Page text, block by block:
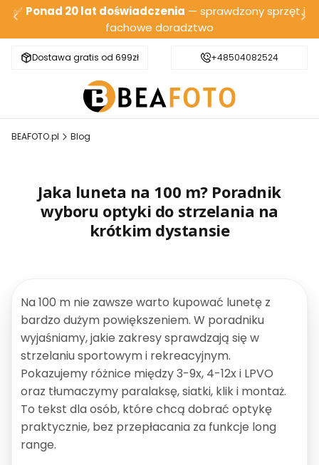
✅ Ponad 20 lat doświadczenia — sprawdzony sprzęt i
fachowe doradztwo
Dostawa gratis od 699zł Bezpieczna wysyłka
+48504082524
BEAFOTO.pl Blog
Jaka luneta na 100 m? Poradnik
wyboru optyki do strzelania na
krótkim dystansie
Na 100 m nie zawsze warto kupować lunetę z
bardzo dużym powiększeniem. W poradniku
wyjaśniamy, jakie zakresy sprawdzają się w
strzelaniu sportowym i rekreacyjnym.
Pokazujemy różnice między 3-9x, 4-12x i LPVO
oraz tłumaczymy paralaksę, siatki, klik i montaż.
To tekst dla osób, które chcą dobrać optykę
praktycznie, bez przepłacania za funkcje long
range.